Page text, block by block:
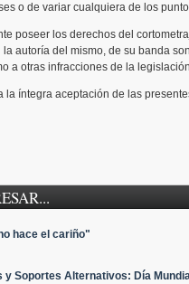
o de variar cualquiera de los
poseer los derechos del
autoría del mismo, de su banda
a otras infracciones de la
íntegra aceptación de las
hace el cariño"
Soportes Alternativos: Día